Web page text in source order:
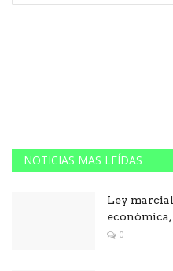
NOTICIAS MAS LEÍDAS
Ley
0